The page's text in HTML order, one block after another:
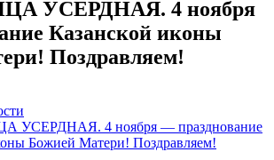
УСЕРДНАЯ. 4 ноября
Казанской иконы
Поздравляем!
УСЕРДНАЯ. 4 ноября — празднование
Божией Матери! Поздравляем!